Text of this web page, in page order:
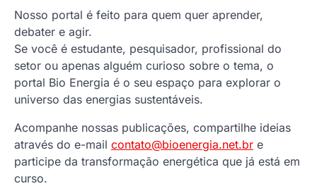
Nosso portal é feito para quem quer aprender,
debater e agir.
Se você é estudante, pesquisador, profissional do
setor ou apenas alguém curioso sobre o tema, o
portal Bio Energia é o seu espaço para explorar o
universo das energias sustentáveis.
Acompanhe nossas publicações, compartilhe ideias
através do e-mail contato@bioenergia.net.br e
participe da transformação energética que já está em
curso.